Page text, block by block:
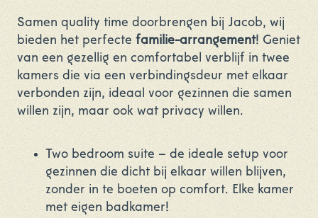
Samen quality time doorbrengen bij Jacob, wij
bieden het perfecte familie-arrangement! Geniet
van een gezellig en comfortabel verblijf in twee
kamers die via een verbindingsdeur met elkaar
verbonden zijn, ideaal voor gezinnen die samen
willen zijn, maar ook wat privacy willen.
Two bedroom suite – de ideale setup voor
gezinnen die dicht bij elkaar willen blijven,
zonder in te boeten op comfort. Elke kamer
met eigen badkamer!